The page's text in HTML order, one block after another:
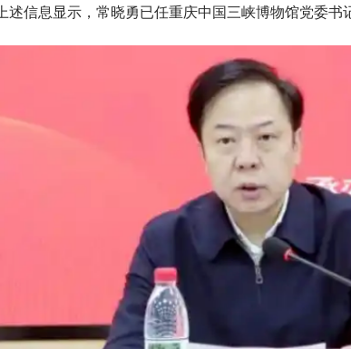
上述信息显示，常晓勇已任重庆中国三峡博物馆党委书